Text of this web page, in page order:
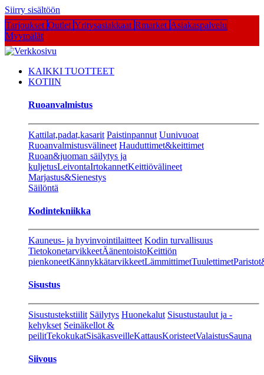
Siirry sisältöön
Tarjoukset Outlet Yritysasiakkaat Rmarket Asiakaspalvelu
Myymälät
KAIKKI TUOTTEET
KOTIIN
Ruoanvalmistus
Kattilat,padat,kasarit Paistinpannut Uunivuoat
Ruoanvalmistusvälineet Hauduttimet&keittimet
Ruoan&juoman säilytys ja
kuljetusLeivontaIrtokannetKeittiövälineet
Marjastus&Sienestys
Säilöntä
Kodintekniikka
Kauneus- ja hyvinvointilaitteet Kodin turvallisuus
TietokonetarvikkeetÄänentoistoKeittiön
pienkoneetKännykkätarvikkeetLämmittimetTuulettimet
Sisustus
Sisustustekstiilit Säilytys Huonekalut Sisustustaulut ja -
kehykset Seinäkellot &
peilitTekokukatSisäkasveilleKattausKoristeetValaistusSauna
Siivous